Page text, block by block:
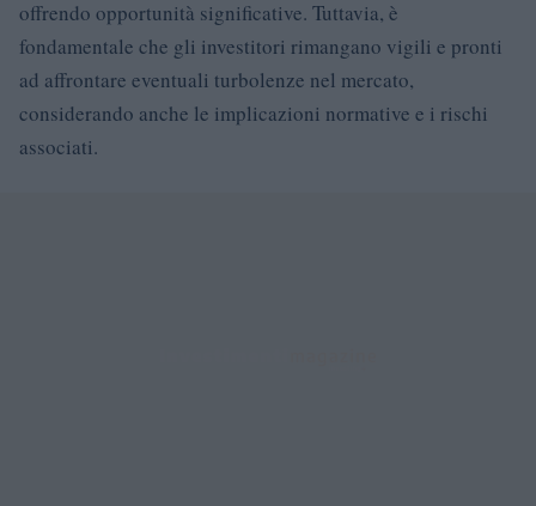
offrendo opportunità significative. Tuttavia, è
fondamentale che gli investitori rimangano vigili e pronti
ad affrontare eventuali turbolenze nel mercato,
considerando anche le implicazioni normative e i rischi
associati.